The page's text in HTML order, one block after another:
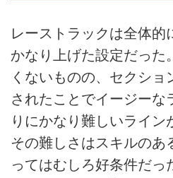
レーストラックは全体的
かなり上げた設定だった
くないものの、セクショ
されたことでイージーな
りにかなり難しいライン
その難しさはスキルのあ
ってはむしろ好条件だっ